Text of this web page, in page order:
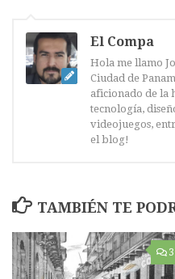
El Compa
Hola me llamo
Ciudad de
aficionado de la
tecnología,
videojuegos,
el blog!
TAMBIÉN TE
3